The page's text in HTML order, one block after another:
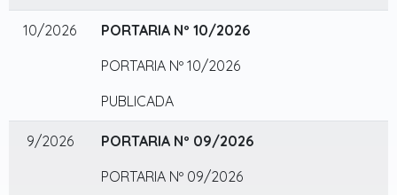
10/2026
PORTARIA Nº 10/2026
PORTARIA Nº 10/2026
PUBLICADA
9/2026
PORTARIA Nº 09/2026
PORTARIA Nº 09/2026